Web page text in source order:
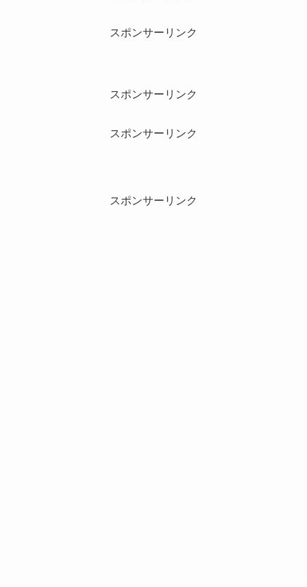
スポンサーリンク
スポンサーリンク
スポンサーリンク
スポンサーリンク